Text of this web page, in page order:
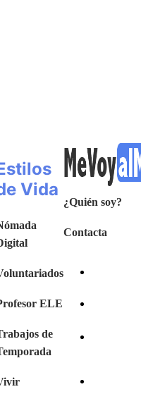
Vida
ELE
de
¿Quién soy?
Contacta